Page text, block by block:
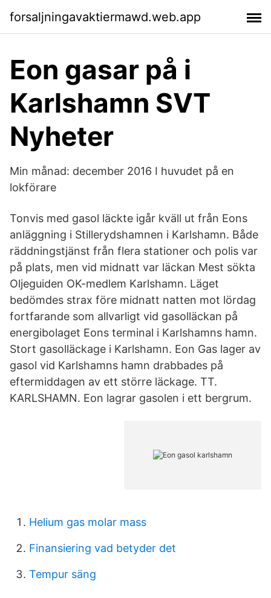
forsaljningavaktiermawd.web.app
Eon gasar på i
Karlshamn SVT
Nyheter
Min månad: december 2016 I huvudet på en
lokförare
Tonvis med gasol läckte igår kväll ut från Eons
anläggning i Stillerydshamnen i Karlshamn. Både
räddningstjänst från flera stationer och polis var
på plats, men vid midnatt var läckan Mest sökta
Oljeguiden OK-medlem Karlshamn. Läget
bedömdes strax före midnatt natten mot lördag
fortfarande som allvarligt vid gasolläckan på
energibolaget Eons terminal i Karlshamns hamn.
Stort gasolläckage i Karlshamn. Eon Gas lager av
gasol vid Karlshamns hamn drabbades på
eftermiddagen av ett större läckage. TT.
KARLSHAMN. Eon lagrar gasolen i ett bergrum.
Helium gas molar mass
Finansiering vad betyder det
Tempur säng